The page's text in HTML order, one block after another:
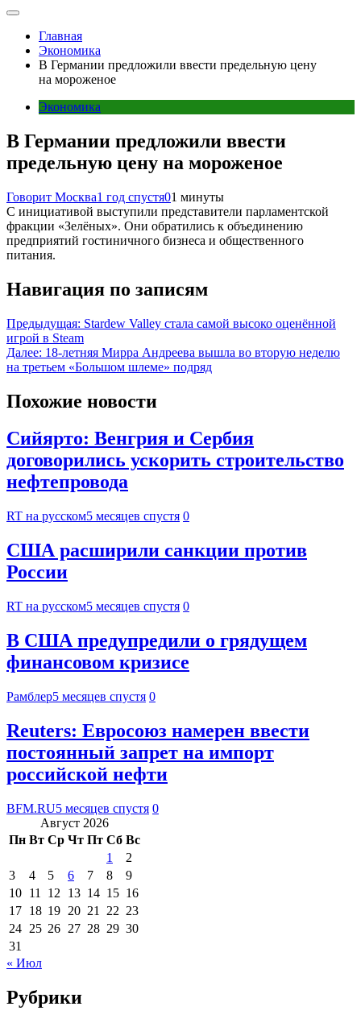
Главная
Экономика
В Германии предложили ввести предельную цену
на мороженое
Экономика
В Германии предложили ввести
предельную цену на мороженое
Говорит Москва1 год спустя01 минуты
С инициативой выступили представители парламентской
фракции «Зелёных». Они обратились к объединению
предприятий гостиничного бизнеса и общественного
питания.
Навигация по записям
Предыдущая: Stardew Valley стала самой высоко оценённой
игрой в Steam
Далее: 18-летняя Мирра Андреева вышла во вторую неделю
на третьем «Большом шлеме» подряд
Похожие новости
Сийярто: Венгрия и Сербия
договорились ускорить строительство
нефтепровода
RT на русском5 месяцев спустя 0
США расширили санкции против
России
RT на русском5 месяцев спустя 0
В США предупредили о грядущем
финансовом кризисе
Рамблер5 месяцев спустя 0
Reuters: Евросоюз намерен ввести
постоянный запрет на импорт
российской нефти
BFM.RU5 месяцев спустя 0
Август 2026
Пн Вт Ср Чт Пт Сб Вс
1
2
3
4 5 6 7 8
9
10 11 12 13 14 15 16
17 18 19 20 21 22 23
24 25 26 27 28 29 30
31
« Июл
Рубрики